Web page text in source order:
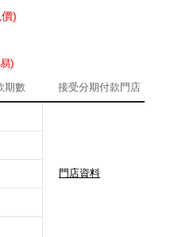
)
)
期數 接受分期付款門店
門店資料
袋 Evelyne 16